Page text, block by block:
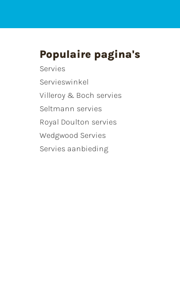
Populaire pagina's
Servies
Servieswinkel
Villeroy & Boch servies
Seltmann servies
Royal Doulton servies
Wedgwood Servies
Servies aanbieding